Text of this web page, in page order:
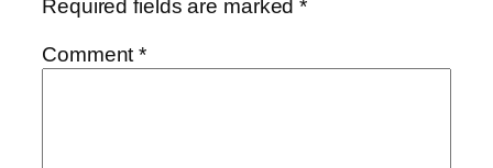
Required fields are marked*
Comment*